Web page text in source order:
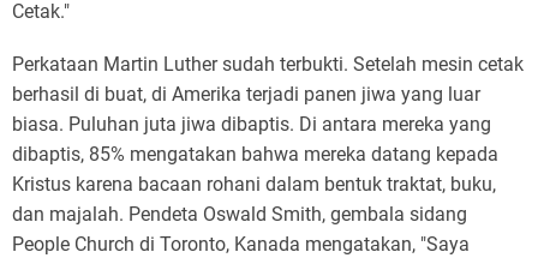
Cetak."
Perkataan Martin Luther sudah terbukti. Setelah mesin cetak
berhasil di buat, di Amerika terjadi panen jiwa yang luar
biasa. Puluhan juta jiwa dibaptis. Di antara mereka yang
dibaptis, 85% mengatakan bahwa mereka datang kepada
Kristus karena bacaan rohani dalam bentuk traktat, buku,
dan majalah. Pendeta Oswald Smith, gembala sidang
People Church di Toronto, Kanada mengatakan, "Saya